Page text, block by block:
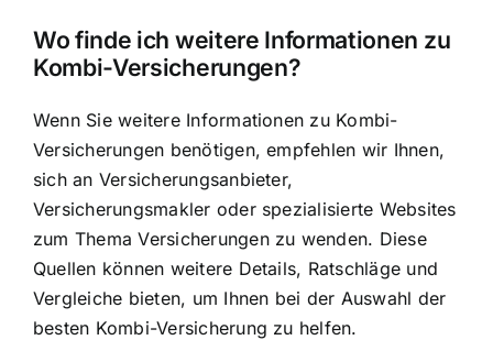
Wo finde ich weitere Informationen zu
Kombi-Versicherungen?
Wenn Sie weitere Informationen zu Kombi-
Versicherungen benötigen, empfehlen wir Ihnen,
sich an Versicherungsanbieter,
Versicherungsmakler oder spezialisierte Websites
zum Thema Versicherungen zu wenden. Diese
Quellen können weitere Details, Ratschläge und
Vergleiche bieten, um Ihnen bei der Auswahl der
besten Kombi-Versicherung zu helfen.